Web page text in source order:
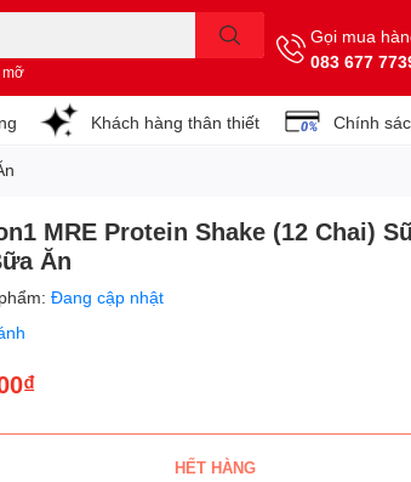
mỡ
Gọi mua
083 677
Khách hàng thân thiết Chính
MRE Protein Shake (12 Chai)
Ăn
Đang cập nhật
HẾT HÀNG